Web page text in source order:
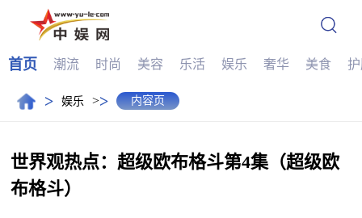
首页 潮流 时尚 美容 乐活 娱乐 奢华 美食
> 娱乐 >> 内容页
世界观热点：超级欧布格斗第4集（超级欧
布格斗）